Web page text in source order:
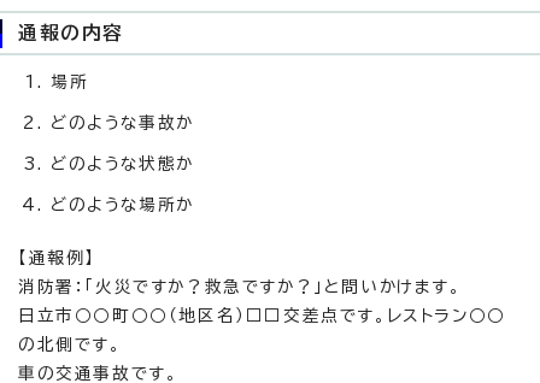
通報の内容
場所
どのような事故か
どのような状態か
どのような場所か
【通報例】
消防署：「火災ですか？救急ですか？」と問いかけます。
日立市○○町○○（地区名）□□交差点です。レストラン○○
の北側です。
車の交通事故です。